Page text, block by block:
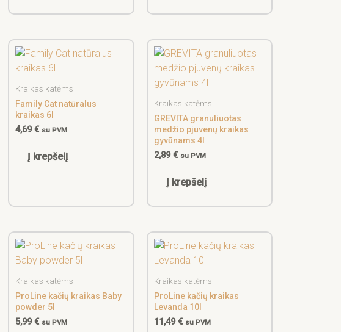
Kraikas katėms
Family Cat natūralus
kraikas 6l
4,69€ su PVM
Į krepšelį
Kraikas katėms
GREVITA granuliuotas
medžio pjuvenų kraikas
gyvūnams 4l
2,89€ su PVM
Į krepšelį
Kraikas katėms
ProLine kačių kraikas Baby
powder 5l
5,99€ su PVM
Kraikas katėms
ProLine kačių kraikas
Levanda 10l
11,49€ su PVM